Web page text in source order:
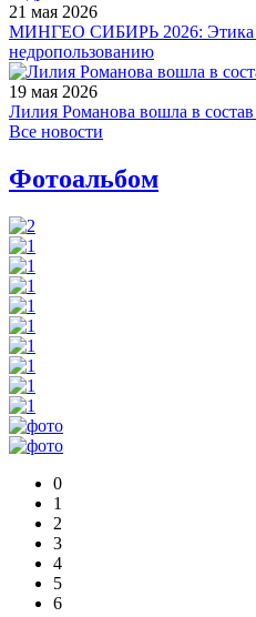
21 мая 2026
МИНГЕО СИБИРЬ 2026: Этика
недропользованию
19 мая 2026
Лилия Романова вошла в
Все новости
Фотоальбом
0
1
2
3
4
5
6